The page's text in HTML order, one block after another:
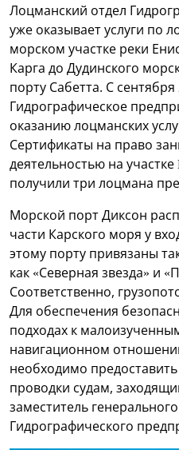
Лоцманский отдел
уже оказывает услуги по
морском участке реки
Карга до Дудинского
порту Сабетта. С сентября
Гидрографическое
оказанию лоцманских
Сертификаты на право
деятельностью на
получили три лоцмана
Морской порт Диксон
части Карского моря у
этому порту привязаны
как «Северная звезда» и
Соответственно,
Для обеспечения
подходах к
навигационном
необходимо
проводки судам,
заместитель
Гидрографического